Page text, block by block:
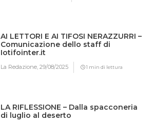
AI LETTORI E AI TIFOSI NERAZZURRI –
Comunicazione dello staff di
Iotifointer.it
La Redazione,29/08/2025 1 min di lettura
LA RIFLESSIONE – Dalla spacconeria
di luglio al deserto